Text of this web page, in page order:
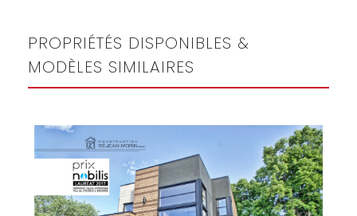
PROPRIÉTÉS DISPONIBLES &
MODÈLES SIMILAIRES